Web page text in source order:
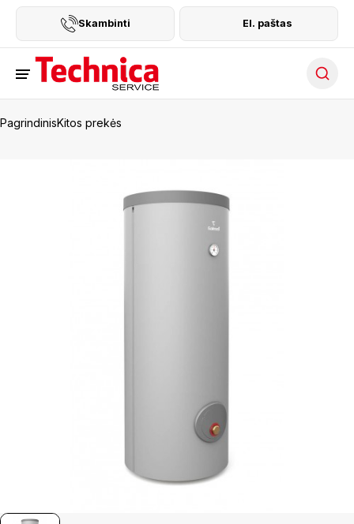
Skambinti El. paštas
PagrindinisKitos prekės